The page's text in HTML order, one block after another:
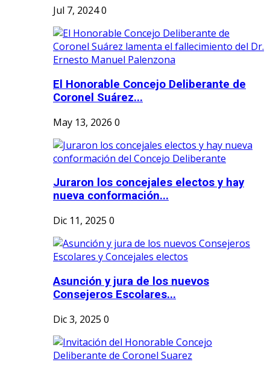
Jul 7, 20240
El Honorable Concejo Deliberante de
Coronel Suárez...
May 13, 2026 0
Juraron los concejales electos y hay
nueva conformación...
Dic 11, 2025 0
Asunción y jura de los nuevos
Consejeros Escolares...
Dic 3, 2025 0